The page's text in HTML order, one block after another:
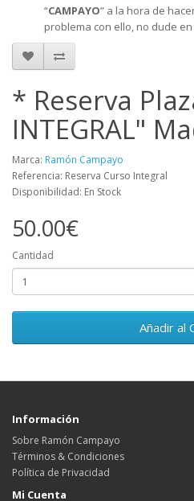
“CAMPAYO” a la hora de
problema con ello, no dude
* Reserva
INTEGRAL"
Marca: Ramón Campayo
Referencia: Reserva Curso Integral
Disponibilidad: En Stock
50.00€
Cantidad
Añadir al
Información
Sobre Ramón Campayo
Términos & Condiciones
Política de Privacidad
Mi Cuenta